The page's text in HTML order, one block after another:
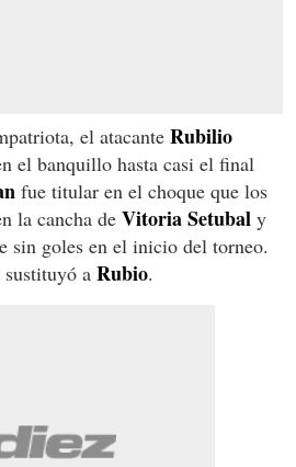
el atacante Rubilio
el banquillo hasta casi el final
fue titular en el choque que los
la cancha de Vitoria Setubal y
sin goles en el inicio del torneo.
sustituyó a Rubio.